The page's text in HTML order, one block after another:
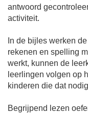
antwoord
activiteit.
In de bijles werken
rekenen en spelling
werkt, kunnen de
leerlingen volgen op
kinderen die dat
Begrijpend lezen